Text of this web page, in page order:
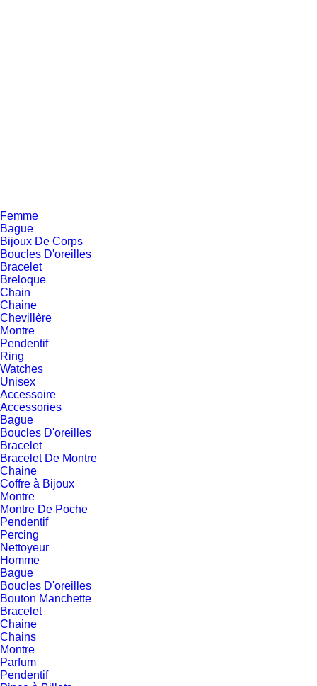
Femme
Bague
Bijoux De Corps
Boucles D'oreilles
Bracelet
Breloque
Chain
Chaine
Chevillère
Montre
Pendentif
Ring
Watches
Unisex
Accessoire
Accessories
Bague
Boucles D'oreilles
Bracelet
Bracelet De Montre
Chaine
Coffre à Bijoux
Montre
Montre De Poche
Pendentif
Percing
Nettoyeur
Homme
Bague
Boucles D'oreilles
Bouton Manchette
Bracelet
Chaine
Chains
Montre
Parfum
Pendentif